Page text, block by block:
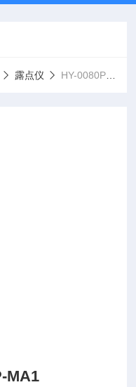
露点仪 HY-0080P-MA1天然气露点仪HY-0080P-MA1
MA1